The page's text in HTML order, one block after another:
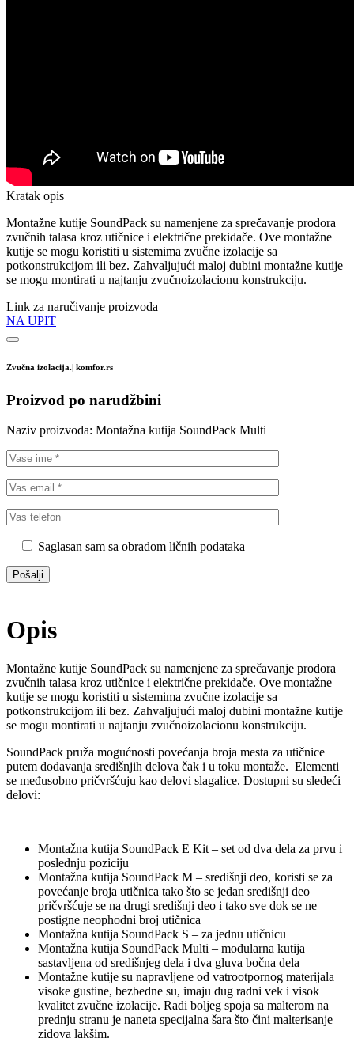
Kratak opis
Montažne kutije SoundPack su namenjene za sprečavanje prodora
zvučnih talasa kroz utičnice i električne prekidače. Ove montažne
kutije se mogu koristiti u sistemima zvučne izolacije sa
potkonstrukcijom ili bez. Zahvaljujući maloj dubini montažne kutije
se mogu montirati u najtanju zvučnoizolacionu konstrukciju.
Link za naručivanje proizvoda
NA UPIT
Zvučna izolacija.| komfor.rs
Proizvod po narudžbini
Naziv proizvoda: Montažna kutija SoundPack Multi
Saglasan sam sa obradom ličnih podataka
Opis
Montažne kutije SoundPack su namenjene za sprečavanje prodora
zvučnih talasa kroz utičnice i električne prekidače. Ove montažne
kutije se mogu koristiti u sistemima zvučne izolacije sa
potkonstrukcijom ili bez. Zahvaljujući maloj dubini montažne kutije
se mogu montirati u najtanju zvučnoizolacionu konstrukciju.
SoundPack pruža mogućnosti povećanja broja mesta za utičnice
putem dodavanja središnjih delova čak i u toku montaže. Elementi
se međusobno pričvršćuju kao delovi slagalice. Dostupni su sledeći
delovi:
Montažna kutija SoundPack E Kit – set od dva dela za prvu i
poslednju poziciju
Montažna kutija SoundPack M – središnji deo, koristi se za
povećanje broja utičnica tako što se jedan središnji deo
pričvršćuje se na drugi središnji deo i tako sve dok se ne
postigne neophodni broj utičnica
Montažna kutija SoundPack S – za jednu utičnicu
Montažna kutija SoundPack Multi – modularna kutija
sastavljena od središnjeg dela i dva gluva bočna dela
Montažne kutije su napravljene od vatrootpornog materijala
visoke gustine, bezbedne su, imaju dug radni vek i visok
kvalitet zvučne izolacije. Radi boljeg spoja sa malterom na
prednju stranu je naneta specijalna šara što čini malterisanje
zidova lakšim.